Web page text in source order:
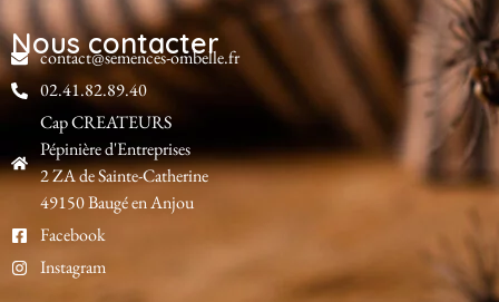
Nous contacter
contact@semences-ombelle.fr
02.41.82.89.40
Cap CREATEURS
Pépinière d'Entreprises
2 ZA de Sainte-Catherine
49150 Baugé en Anjou
Facebook
Instagram